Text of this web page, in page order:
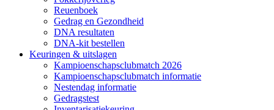
Reuenboek
Gedrag en Gezondheid
DNA resultaten
DNA-kit bestellen
Keuringen & uitslagen
Kampioenschapsclubmatch 2026
Kampioenschapsclubmatch informatie
Nestendag informatie
Gedragstest